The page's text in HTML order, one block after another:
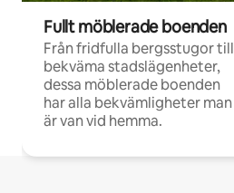
Fullt möblerade boenden
Från fridfulla bergsstugor till
bekväma stadslägenheter,
dessa möblerade boenden
har alla bekvämligheter man
är van vid hemma.